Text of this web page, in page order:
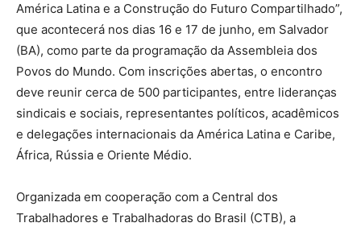
América Latina e a Construção do Futuro Compartilhado”,
que acontecerá nos dias 16 e 17 de junho, em Salvador
(BA), como parte da programação da Assembleia dos
Povos do Mundo. Com inscrições abertas, o encontro
deve reunir cerca de 500 participantes, entre lideranças
sindicais e sociais, representantes políticos, acadêmicos
e delegações internacionais da América Latina e Caribe,
África, Rússia e Oriente Médio.
Organizada em cooperação com a Central dos
Trabalhadores e Trabalhadoras do Brasil (CTB), a